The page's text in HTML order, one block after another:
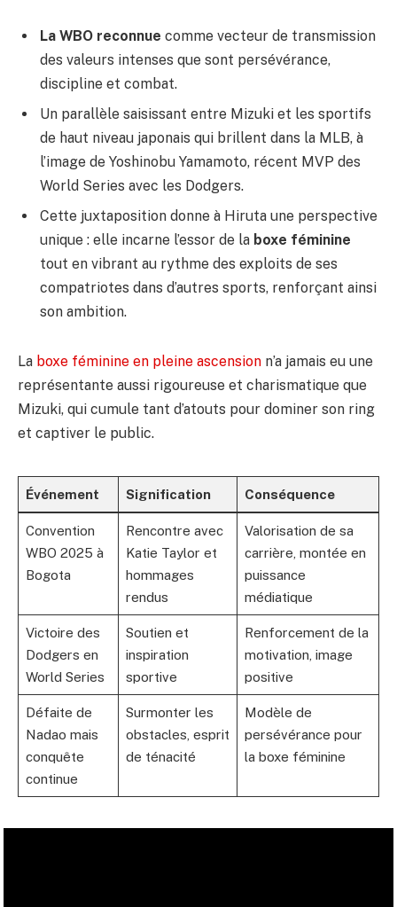
La WBO reconnue comme vecteur de transmission
des valeurs intenses que sont persévérance,
discipline et combat.
Un parallèle saisissant entre Mizuki et les sportifs
de haut niveau japonais qui brillent dans la MLB, à
l’image de Yoshinobu Yamamoto, récent MVP des
World Series avec les Dodgers.
Cette juxtaposition donne à Hiruta une perspective
unique : elle incarne l’essor de la boxe féminine
tout en vibrant au rythme des exploits de ses
compatriotes dans d’autres sports, renforçant ainsi
son ambition.
La boxe féminine en pleine ascension n’a jamais eu une
représentante aussi rigoureuse et charismatique que
Mizuki, qui cumule tant d’atouts pour dominer son ring
et captiver le public.
Événement Signification Conséquence
Convention
WBO 2025 à
Bogota
Rencontre avec
Katie Taylor et
hommages
rendus
Valorisation de sa
carrière, montée en
puissance
médiatique
Victoire des
Dodgers en
World Series
Soutien et
inspiration
sportive
Renforcement de la
motivation, image
positive
Défaite de
Nadao mais
conquête
continue
Surmonter les
obstacles, esprit
de ténacité
Modèle de
persévérance pour
la boxe féminine